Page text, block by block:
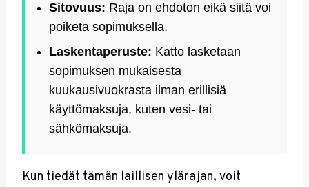
Sitovuus: Raja on ehdoton eikä siitä voi
poiketa sopimuksella.
Laskentaperuste: Katto lasketaan
sopimuksen mukaisesta
kuukausivuokrasta ilman erillisiä
käyttömaksuja, kuten vesi- tai
sähkömaksuja.
Kun tiedät tämän laillisen ylärajan, voit